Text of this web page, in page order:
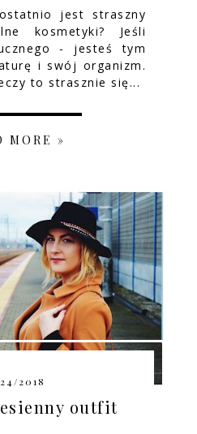
jest straszny
kosmetyki? Jeśli
- jesteś tym
i swój organizm.
to strasznie się...
MORE »
2018
outfit